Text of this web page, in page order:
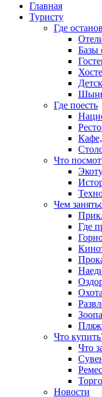
Главная
Туристу
Где
Базы
Где поесть
Что
Чем
Где
Что
Что
Новости